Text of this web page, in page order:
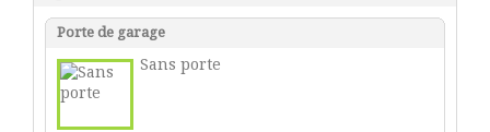
Porte de garage
Sans porte